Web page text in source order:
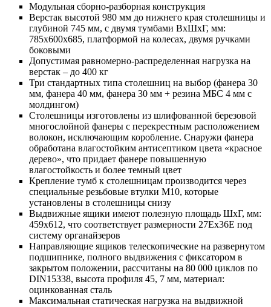
Модульная сборно-разборная конструкция
Верстак высотой 980 мм до нижнего края столешницы и
глубиной 745 мм, с двумя тумбами ВхШхГ, мм:
785х600х685, платформой на колесах, двумя ручками
боковыми
Допустимая равномерно-распределенная нагрузка на
верстак – до 400 кг
Три стандартных типа столешниц на выбор (фанера 30
мм, фанера 40 мм, фанера 30 мм + резина МБС 4 мм с
молдингом)
Столешницы изготовлены из шлифованной березовой
многослойной фанеры с перекрестным расположением
волокон, исключающим коробление. Снаружи фанера
обработана влагостойким антисептиком цвета «красное
дерево», что придает фанере повышенную
влагостойкость и более темный цвет
Крепление тумб к столешницам производится через
специальные резьбовые втулки М10, которые
установлены в столешницы снизу
Выдвижные ящики имеют полезную площадь ШхГ, мм:
459х612, что соответствует размерности 27Ех36Е под
систему органайзеров
Направляющие ящиков телескопические на развернутом
подшипнике, полного выдвижения с фиксатором в
закрытом положении, рассчитаны на 80 000 циклов по
DIN15338, высота профиля 45, 7 мм, материал:
оцинкованная сталь
Максимальная статическая нагрузка на выдвижной